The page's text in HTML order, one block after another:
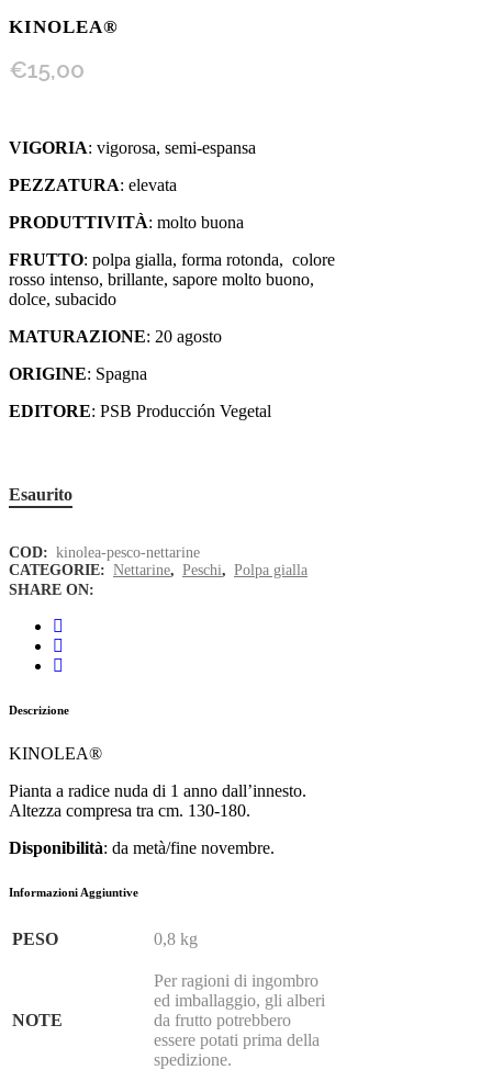
KINOLEA®
€15,00
VIGORIA: vigorosa, semi-espansa
PEZZATURA: elevata
PRODUTTIVITÀ: molto buona
FRUTTO: polpa gialla, forma rotonda, colore
rosso intenso, brillante, sapore molto buono,
dolce, subacido
MATURAZIONE: 20 agosto
ORIGINE: Spagna
EDITORE: PSB Producción Vegetal
Esaurito
COD: kinolea-pesco-nettarine
CATEGORIE: Nettarine, Peschi, Polpa gialla
SHARE ON:
Descrizione
KINOLEA®
Pianta a radice nuda di 1 anno dall’innesto.
Altezza compresa tra cm. 130-180.
Disponibilità: da metà/fine novembre.
Informazioni Aggiuntive
PESO 0,8 kg
NOTE
Per ragioni di ingombro
ed imballaggio, gli alberi
da frutto potrebbero
essere potati prima della
spedizione.